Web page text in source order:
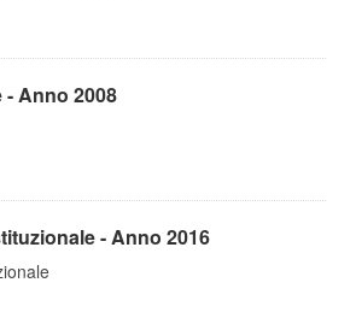
Anno 2008
- Anno 2016